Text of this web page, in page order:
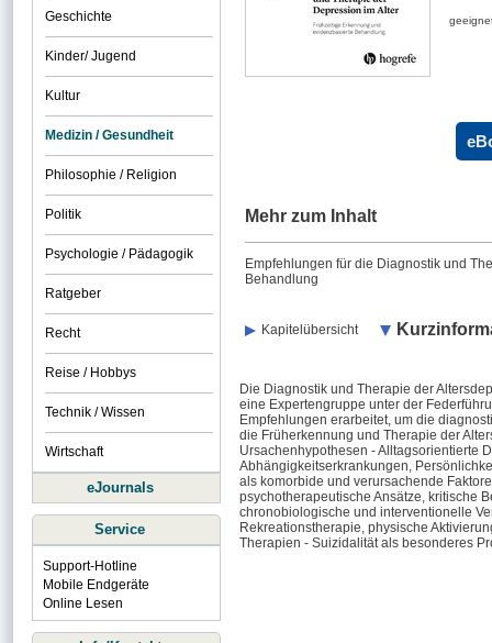
Mehr zum Inhalt
Empfehlungen für die Diagnostik und
Behandlung
Kapitelübersicht
Die Diagnostik und Therapie der
eine Expertengruppe unter der
Empfehlungen erarbeitet, um die
die Früherkennung und Therapie der
Ursachenhypothesen - Alltagsorientierte
Abhängigkeitserkrankungen,
als komorbide und verursachende
psychotherapeutische Ansätze, kritische
chronobiologische und interventionelle
Rekreationstherapie, physische
Therapien - Suizidalität als besonderes
Geschichte
Kinder/ Jugend
Kultur
Medizin / Gesundheit
Philosophie / Religion
Politik
Psychologie / Pädagogik
Ratgeber
Recht
Reise / Hobbys
Technik / Wissen
Wirtschaft
eJournals
Service
Support-Hotline
Mobile Endgeräte
Online Lesen